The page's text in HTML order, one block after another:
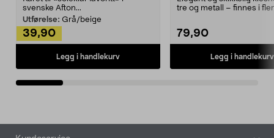
svenske Afton...
Utførelse: Grå/beige
39,90
Legg i handlekurv
tre og metall – finnes i
79,90
Legg i handlekurv
Bunntekst